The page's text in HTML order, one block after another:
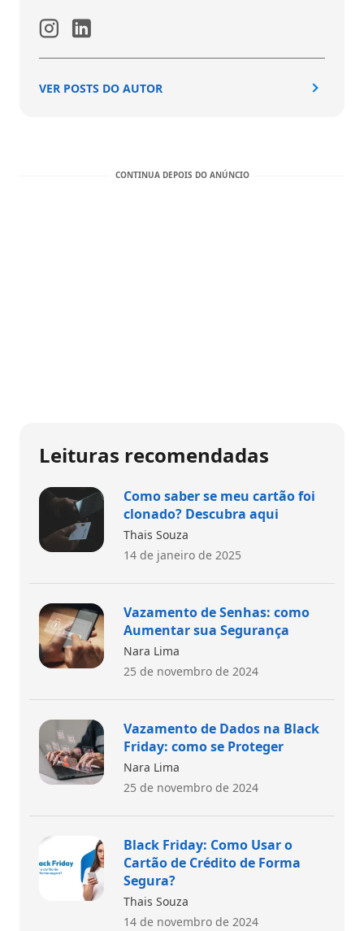
VER POSTS DO AUTOR
Leituras recomendadas
Como saber se meu cartão foi
clonado? Descubra aqui
Thais Souza
14 de janeiro de 2025
Vazamento de Senhas: como
Aumentar sua Segurança
Nara Lima
25 de novembro de 2024
Vazamento de Dados na Black
Friday: como se Proteger
Nara Lima
25 de novembro de 2024
Black Friday: Como Usar o
Cartão de Crédito de Forma
Segura?
Thais Souza
14 de novembro de 2024